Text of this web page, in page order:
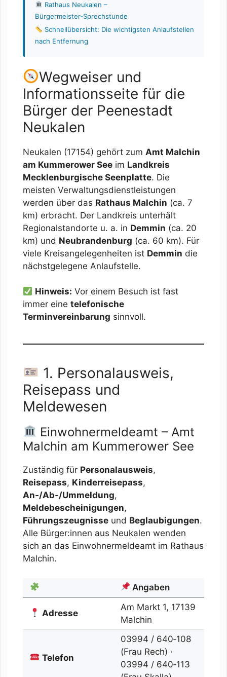
Rathaus Neukalen –
Bürgermeister‑Sprechstunde
Schnellübersicht: Die wichtigsten Anlaufstellen
nach Entfernung
Wegweiser und
Informationsseite für die
Bürger der Peenestadt
Neukalen
Neukalen (17154) gehört zum Amt Malchin
am Kummerower See im Landkreis
Mecklenburgische Seenplatte. Die
meisten Verwaltungsdienstleistungen
werden über das Rathaus Malchin (ca. 7
km) erbracht. Der Landkreis unterhält
Regionalstandorte u. a. in Demmin (ca. 20
km) und Neubrandenburg (ca. 60 km). Für
viele Kreisangelegenheiten ist Demmin die
nächstgelegene Anlaufstelle.
Hinweis: Vor einem Besuch ist fast
immer eine telefonische
Terminvereinbarung sinnvoll.
1. Personalausweis,
Reisepass und
Meldewesen
Einwohnermeldeamt – Amt
Malchin am Kummerower See
Zuständig für Personalausweis,
Reisepass, Kinderreisepass,
An‑/Ab‑/Ummeldung,
Meldebescheinigungen,
Führungszeugnisse und Beglaubigungen.
Alle Bürger:innen aus Neukalen wenden
sich an das Einwohnermeldeamt im Rathaus
Malchin.
Angaben
Adresse
Am Markt 1, 17139
Malchin
Telefon
03994 / 640‑108
(Frau Rech) ·
03994 / 640‑113